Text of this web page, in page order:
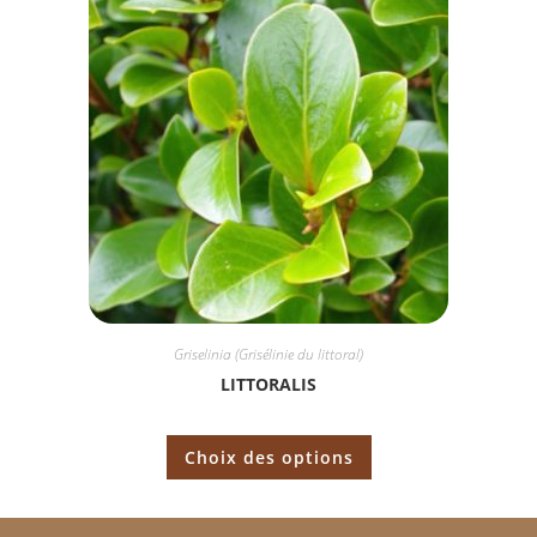
Griselinia (Grisélinie du littoral)
LITTORALIS
Choix des options